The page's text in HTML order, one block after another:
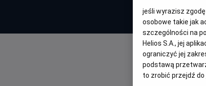
jeśli wyrazisz zgodę
osobowe takie jak
szczególności na
Helios S.A., jej
ograniczyć jej
podstawą
to zrobić przejdź